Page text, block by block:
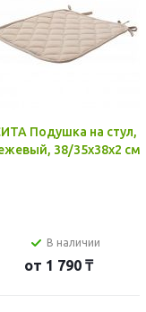
Подушка на стул,
38/35x38x2 см
В наличии
от 1 790 ₸